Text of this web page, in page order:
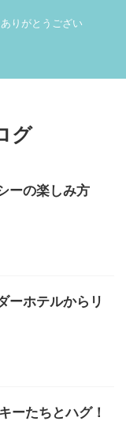
りがとうござい
グ
ーの楽しみ方
ーホテルからリ
ーたちとハグ！